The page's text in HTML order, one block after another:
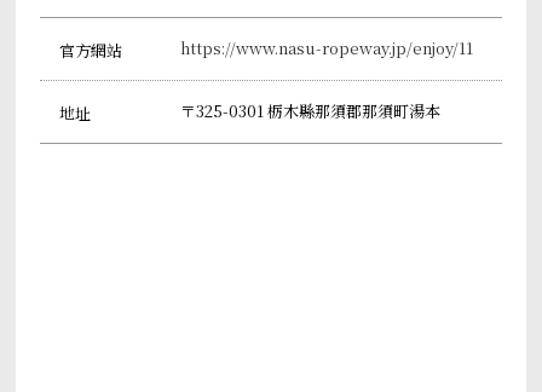
官方網站 https://www.nasu-ropeway.jp/enjoy/11
地址 〒325-0301 栃木縣那須郡那須町湯本